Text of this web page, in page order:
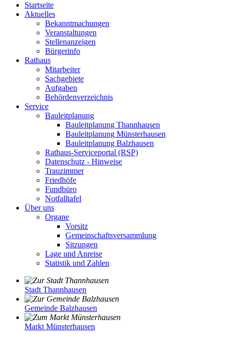
Startseite
Aktuelles
Bekanntmachungen
Veranstaltungen
Stellenanzeigen
Bürgerinfo
Rathaus
Mitarbeiter
Sachgebiete
Aufgaben
Behördenverzeichnis
Service
Bauleitplanung
Bauleitplanung Thannhausen
Bauleitplanung Münsterhausen
Bauleitplanung Balzhausen
Rathaus-Serviceportal (RSP)
Datenschutz - Hinweise
Trauzimmer
Friedhöfe
Fundbüro
Notfalltafel
Über uns
Organe
Vorsitz
Gemeinschaftsversammlung
Sitzungen
Lage und Anreise
Statistik und Zahlen
Stadt Thannhausen
Gemeinde Balzhausen
Markt Münsterhausen